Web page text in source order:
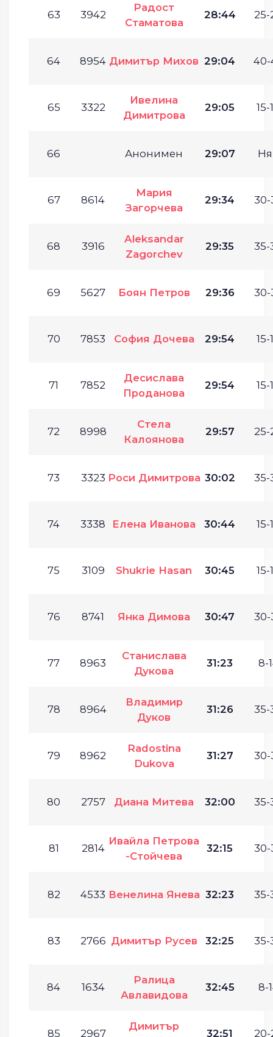
63 3942
Радост
Стаматова
28:44 25-
64 8954 Димитър Михов 29:04 40-
65 3322
Ивелина
Димитрова
29:05 15-
66 Анонимен 29:07
67 8614
Мария
Загорчева
29:34 30-
68 3916
Aleksandar
Zagorchev
29:35 35-
69 5627 Боян Петров 29:36 30-
70 7853 София Дочева 29:54 15-
71 7852
Десислава
Проданова
29:54 15-
72 8998
Стела
Калоянова
29:57 25-
73 3323 Роси Димитрова 30:02 35-
74 3338 Елена Иванова 30:44 15-
75 3109 Shukrie Hasan 30:45 15-
76 8741 Янка Димова 30:47 30-
77 8963
Станислава
Дукова
31:23 8-
78 8964
Владимир
Дуков
31:26 35-
79 8962
Radostina
Dukova
31:27 30-
80 2757 Диана Митева 32:00 35-
81 2814
Ивайла Петрова
-Стойчева
32:15 30-
82 4533 Венелина Янева 32:23 35-
83 2766 Димитър Русев 32:25 35-
84 1634
Ралица
Авлавидова
32:45 8-
85 2967
Димитър
32:51 20-